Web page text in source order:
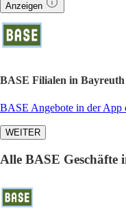
Anzeigen
BASE Filialen in Bayreuth
BASE Angebote in der App
WEITER
Alle BASE Geschäfte